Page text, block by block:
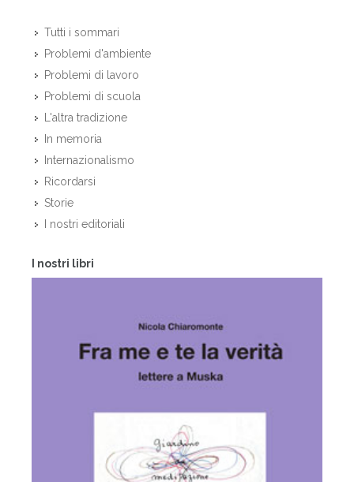
Tutti i sommari
Problemi d'ambiente
Problemi di lavoro
Problemi di scuola
L'altra tradizione
In memoria
Internazionalismo
Ricordarsi
Storie
I nostri editoriali
I nostri libri